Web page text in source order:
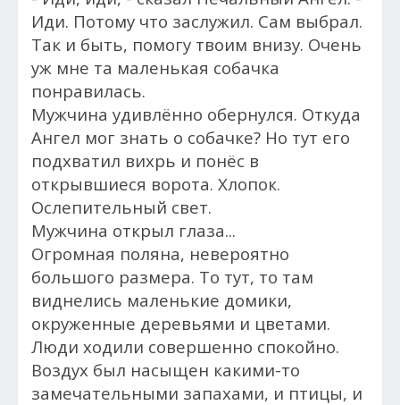
Иди. Потому что заслужил. Сам выбрал.
Так и быть, помогу твоим внизу. Очень
уж мне та маленькая собачка
понравилась.
Мужчина удивлённо обернулся. Откуда
Ангел мог знать о собачке? Но тут его
подхватил вихрь и понёс в
открывшиеся ворота. Хлопок.
Ослепительный свет.
Мужчина открыл глаза...
Огромная поляна, невероятно
большого размера. То тут, то там
виднелись маленькие домики,
окруженные деревьями и цветами.
Люди ходили совершенно спокойно.
Воздух был насыщен какими-то
замечательными запахами, и птицы, и